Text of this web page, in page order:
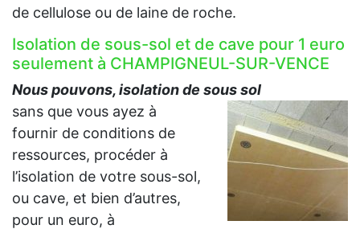
de cellulose ou de laine de roche.
Isolation de sous-sol et de cave pour 1 euro
seulement à CHAMPIGNEUL-SUR-VENCE
Nous pouvons, isolation de sous sol
sans que vous ayez à
fournir de conditions de
ressources, procéder à
l’isolation de votre sous-sol,
ou cave, et bien d’autres,
pour un euro, à